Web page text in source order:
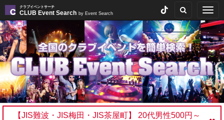
クラブイベントサーチ
CLUB Event Search by Event Search
【JIS難波・JIS梅田・JIS茶屋町】 20代男性500円～